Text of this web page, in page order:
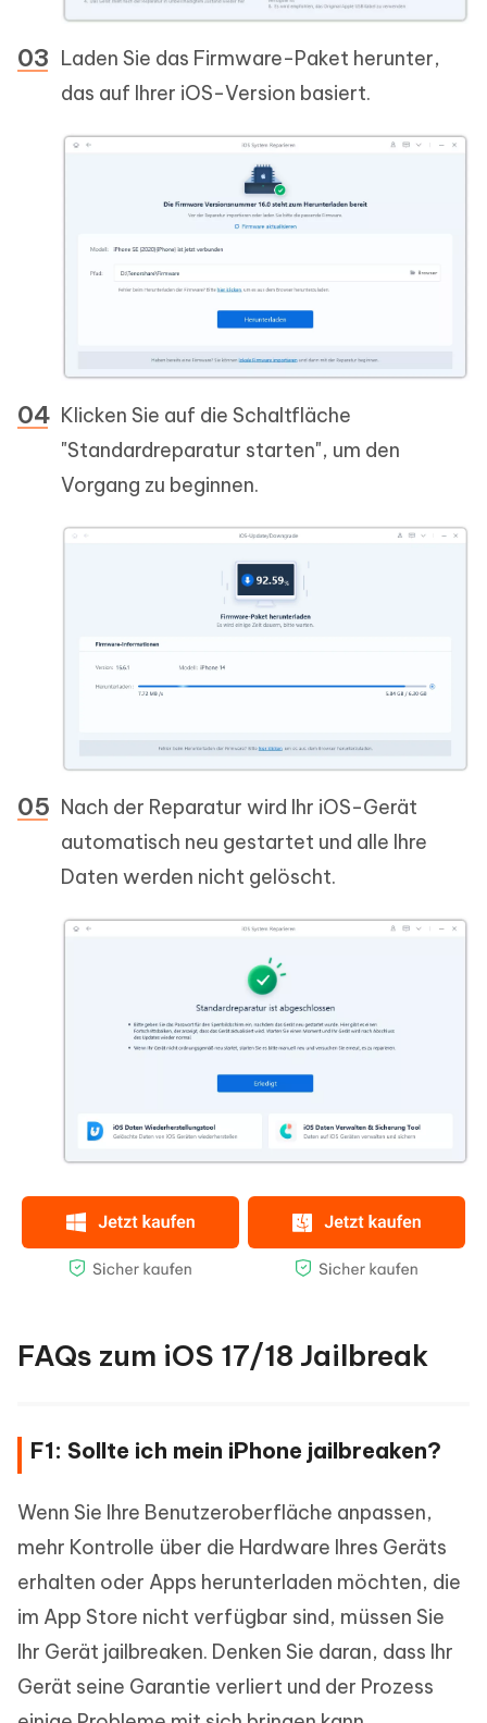
Laden Sie das Firmware-Paket herunter,
das auf Ihrer iOS-Version basiert.
Klicken Sie auf die Schaltfläche
"Standardreparatur starten", um den
Vorgang zu beginnen.
Nach der Reparatur wird Ihr iOS-Gerät
automatisch neu gestartet und alle Ihre
Daten werden nicht gelöscht.
FAQs zum iOS 17/18 Jailbreak
F1: Sollte ich mein iPhone jailbreaken?
Wenn Sie Ihre Benutzeroberfläche anpassen,
mehr Kontrolle über die Hardware Ihres Geräts
erhalten oder Apps herunterladen möchten, die
im App Store nicht verfügbar sind, müssen Sie
Ihr Gerät jailbreaken. Denken Sie daran, dass Ihr
Gerät seine Garantie verliert und der Prozess